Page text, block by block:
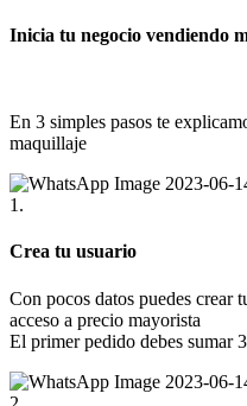
Inicia tu negocio vendiendo
En 3 simples pasos te
maquillaje
1.
Crea tu usuario
Con pocos datos puedes crear
acceso a precio mayorista
El primer pedido debes sumar